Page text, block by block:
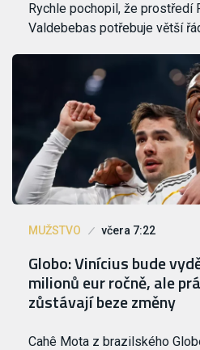
Rychle pochopil, že prostředí
Valdebebas potřebuje větší
MUŽSTVO včera 7:22
Globo: Vinícius bude
milionů eur ročně, ale
zůstávají beze změny
Cahê Mota z brazilského